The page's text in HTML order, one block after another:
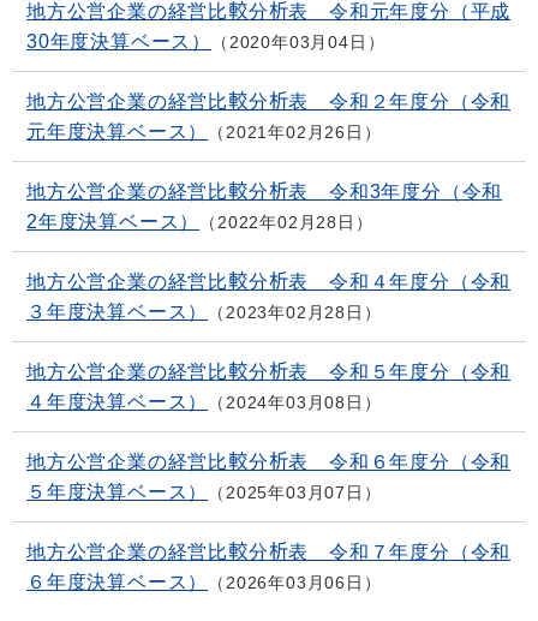
地方公営企業の経営比較分析表 令和元年度分（平成
30年度決算ベース）
2020年03月04日
地方公営企業の経営比較分析表 令和２年度分（令和
元年度決算ベース）
2021年02月26日
地方公営企業の経営比較分析表 令和3年度分（令和
2年度決算ベース）
2022年02月28日
地方公営企業の経営比較分析表 令和４年度分（令和
３年度決算ベース）
2023年02月28日
地方公営企業の経営比較分析表 令和５年度分（令和
４年度決算ベース）
2024年03月08日
地方公営企業の経営比較分析表 令和６年度分（令和
５年度決算ベース）
2025年03月07日
地方公営企業の経営比較分析表 令和７年度分（令和
６年度決算ベース）
2026年03月06日